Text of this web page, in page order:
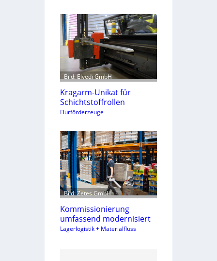
Bild: Elvedi GmbH
Kragarm-Unikat für
Schichtstoffrollen
Flurförderzeuge
Bild: Zetes GmbH
Kommissionierung
umfassend modernisiert
Lagerlogistik + Materialfluss